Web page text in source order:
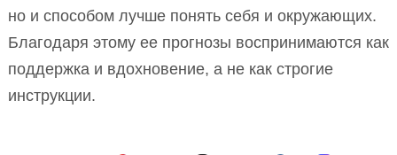
но и способом лучше понять себя и окружающих.
Благодаря этому ее прогнозы воспринимаются как
поддержка и вдохновение, а не как строгие
инструкции.